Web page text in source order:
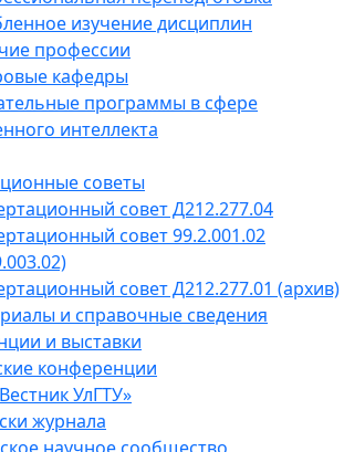
изучение дисциплин
профессии
кафедры
программы в сфере
интеллекта
советы
совет Д212.277.04
совет 99.2.001.02
совет Д212.277.01 (архив)
и справочные сведения
и выставки
конференции
УлГТУ»
журнала